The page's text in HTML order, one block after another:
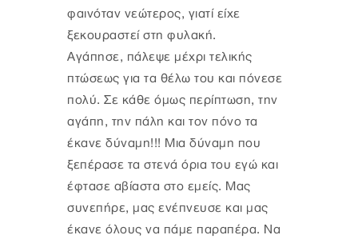
φαινόταν νεώτερος, γιατί είχε
ξεκουραστεί στη φυλακή.
Αγάπησε, πάλεψε μέχρι τελικής
πτώσεως για τα θέλω του και πόνεσε
πολύ. Σε κάθε όμως περίπτωση, την
αγάπη, την πάλη και τον πόνο τα
έκανε δύναμη!!! Μια δύναμη που
ξεπέρασε τα στενά όρια του εγώ και
έφτασε αβίαστα στο εμείς. Μας
συνεπήρε, μας ενέπνευσε και μας
έκανε όλους να πάμε παραπέρα. Να